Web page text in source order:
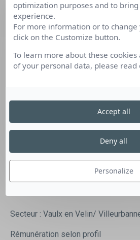
Personne afin d’assurer le pilotage
de son activité d’aide à domicile sur
Vos missions :
Gestion et développement de
Management et coordination des
Développement commercial et
Suivi qualité auprès des
Relations avec les partenaires
hôpitaux, assistantes sociales,
Mise en place et suivi des prises
Suivi administratif et organisationnel
Secteur : Vaulx en Velin/
Rémunération selon profil
optimization purposes and to
experience.
For more information or to change
click on the Customize button.
To learn more about these cookies
of your personal data, please read
Personalize
Deny all
Accept all